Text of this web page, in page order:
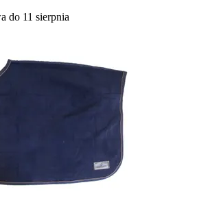
do 11 sierpnia